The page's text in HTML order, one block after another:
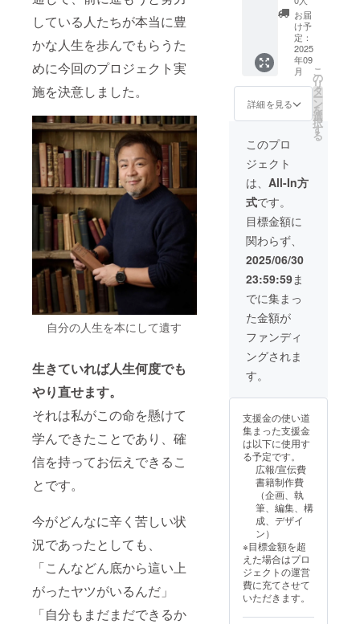
している人たちが本当に豊
かな人生を歩んでもらうた
めに今回のプロジェクト実
施を決意しました。
自分の人生を本にして遺す
生きていれば人生何度でも
やり直せます。
それは私がこの命を懸けて
学んできたことであり、確
信を持ってお伝えできるこ
とです。
今がどんなに辛く苦しい状
況であったとしても、
「こんなどん底から這い上
がったヤツがいるんだ」
「自分もまだまだできるか
煌熈会
につい
て 月額
5000円
の有料
コミュ
ニ
ティー
です。
ンサー
【プラ
チナ
コー
ス】に
ついて
書籍に
お名前
と広告
掲載＋
セミ
ナー＆
コミュ
ニ
ティー
で事業
紹介 ※
備考欄
お名前
の内容
をご記
入くだ
さい。
※事業紹
介の内
容につ
きまし
ては、
者様と
別途お
打ち合
わせの
上で決
定いた
イデン
ティ
ティー
が明確
にな
り、自
分が本
当にや
りたい
見え
て、未
来が明
確にな
るプロ
グラム
です。
・源樹
マス
ター
コース
につい
て 期
間：5ヶ
月 時
間：月2
回/1回
90分 内
コンサ
樹セミ
ナーと
源樹マ
スター
コース
の実施
日程に
つきま
して
支援者
様と別
途日程
調整の
上で決
定いた
樹セミ
ナーに
ついて
期間：
1ヶ月の
間に3日
程実施
時間：6
時間/1
休み1時
間） 内
容：自
分のア
イデン
ティ
ティー
が明確
にな
り、自
分が本
当にや
りたい
道筋が
見え
て、未
来が明
確にな
です。
マス
ター
コース
につい
て 期
間：5ヶ
月 時
間：月2
回/1回
容：グ
ループ
コンサ
ル ※源
樹セミ
ナーと
を進め
ながら
アドバ
イスを
受けら
れるプ
ランで
す。 多
様な事
開する
百田が
どんな
動きを
してい
るの
か、間
近で感
じられ
る機会
です。
内容：
百田悠
希と月2
回程度
打ち合
わせに
同行・
ら、直
バイス
や
フィー
ドバッ
クを得
られる
個別
ミー
ティン
施。 期
間：3ヶ
月 ※期
限：
2025年
12月末
お届
け予
定：
2025
年09
月
詳細を見る
こ
の
リ
タ
ー
ン
を
選
択
す
る
このプロ
ジェクト
は、 All-In方
式です。
目標金額に
関わらず、
2025/06/30
23:59:59ま
でに集まっ
た金額が
ファンディ
ングされま
す。
支援金の使い道
集まった支援金
は以下に使用す
る予定です。
広報/宣伝費
書籍制作費
（企画、執
筆、編集、構
成、デザイ
ン）
※目標金額を超
えた場合はプロ
ジェクトの運営
費に充てさせて
いただきます。